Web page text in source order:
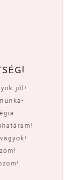
jól!